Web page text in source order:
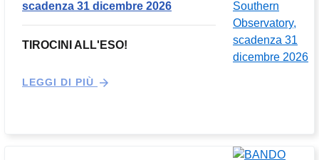
scadenza 31 dicembre 2026
TIROCINI ALL'ESO!
LEGGI DI PIÙ